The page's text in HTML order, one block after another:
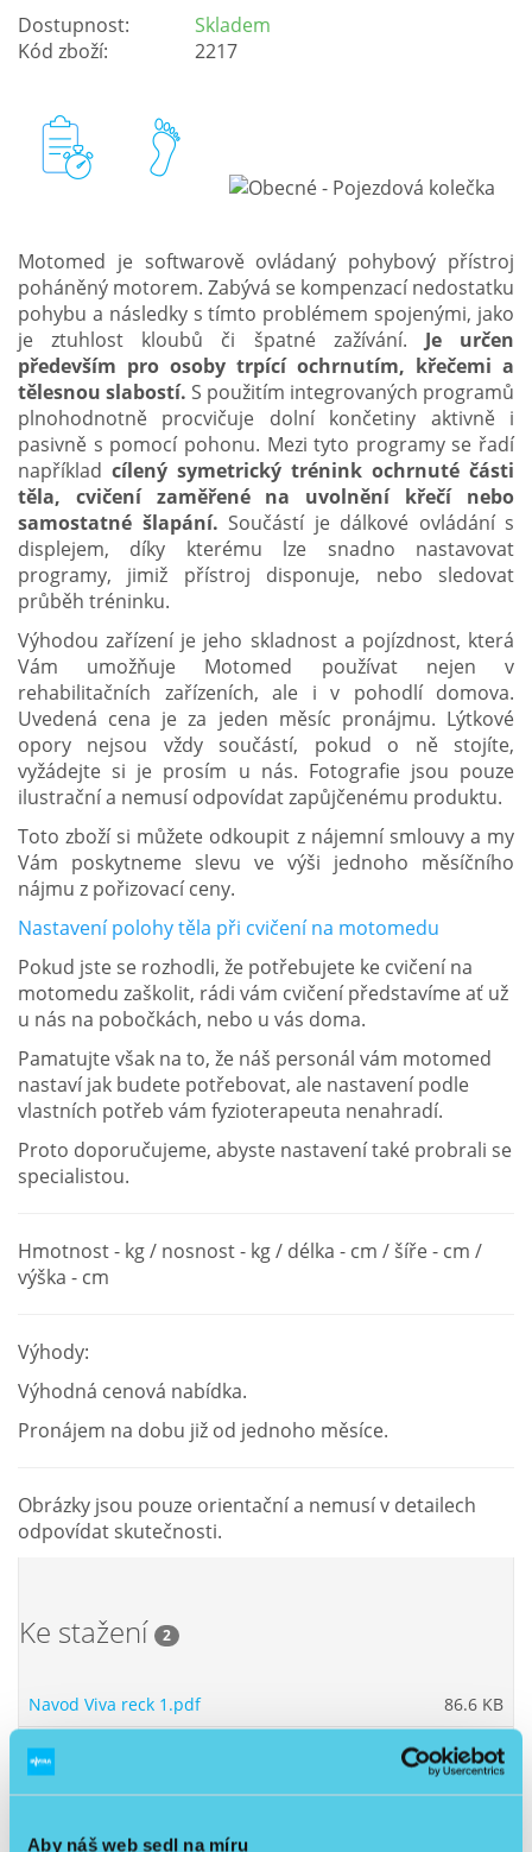
Aby náš web sedl na míru
Dostupnost:
Skladem
Kód zboží:
2217
Motomed je softwarově ovládaný pohybový přístroj
poháněný motorem. Zabývá se kompenzací nedostatku
pohybu a následky s tímto problémem spojenými, jako
je ztuhlost kloubů či špatné zažívání. Je určen
především pro osoby trpící ochrnutím, křečemi a
tělesnou slabostí. S použitím integrovaných programů
plnohodnotně procvičuje dolní končetiny aktivně i
pasivně s pomocí pohonu. Mezi tyto programy se řadí
například cílený symetrický trénink ochrnuté části
těla, cvičení zaměřené na uvolnění křečí nebo
samostatné šlapání. Součástí je dálkové ovládání s
displejem, díky kterému lze snadno nastavovat
programy, jimiž přístroj disponuje, nebo sledovat
průběh tréninku.
Výhodou zařízení je jeho skladnost a pojízdnost, která
Vám umožňuje Motomed používat nejen v
rehabilitačních zařízeních, ale i v pohodlí domova.
Uvedená cena je za jeden měsíc pronájmu. Lýtkové
opory nejsou vždy součástí, pokud o ně stojíte,
vyžádejte si je prosím u nás. Fotografie jsou pouze
ilustrační a nemusí odpovídat zapůjčenému produktu.
Toto zboží si můžete odkoupit z nájemní smlouvy a my
Vám poskytneme slevu ve výši jednoho měsíčního
nájmu z pořizovací ceny.
Nastavení polohy těla při cvičení na motomedu
Pokud jste se rozhodli, že potřebujete ke cvičení na
motomedu zaškolit, rádi vám cvičení představíme ať už
u nás na pobočkách, nebo u vás doma.
Pamatujte však na to, že náš personál vám motomed
nastaví jak budete potřebovat, ale nastavení podle
vlastních potřeb vám fyzioterapeuta nenahradí.
Proto doporučujeme, abyste nastavení také probrali se
specialistou.
Hmotnost - kg / nosnost - kg / délka - cm / šíře - cm /
výška - cm
Výhody:
Výhodná cenová nabídka.
Pronájem na dobu již od jednoho měsíce.
Obrázky jsou pouze orientační a nemusí v detailech
odpovídat skutečnosti.
Ke stažení 2
Navod Viva reck 1.pdf
86.6 KB
NavodViva2.pdf
110.99 KB